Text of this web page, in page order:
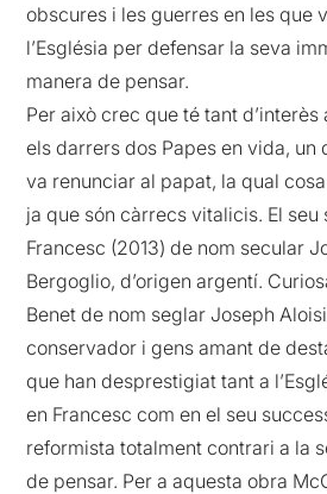
obscures i les guerres en les que
l’Església per defensar la seva
manera de pensar.
Per això crec que té tant
els darrers dos Papes en vida, un
va renunciar al papat, la qual
ja que són càrrecs vitalicis. El seu
Francesc (2013) de nom secular
Bergoglio, d’origen argentí.
Benet de nom seglar Joseph
conservador i gens amant de
que han desprestigiat tant a
en Francesc com en el seu
reformista totalment contrari a la
de pensar. Per a aquesta obra